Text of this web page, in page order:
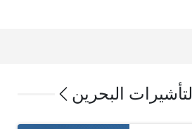
التأشيرات البحرين